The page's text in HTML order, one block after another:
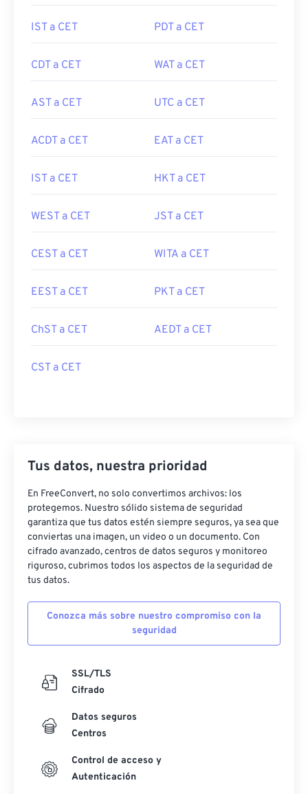
IST a CET PDT a CET
CDT a CET WAT a CET
AST a CET UTC a CET
ACDT a CET EAT a CET
IST a CET HKT a CET
WEST a CET JST a CET
CEST a CET WITA a CET
EEST a CET PKT a CET
ChST a CET AEDT a CET
CST a CET
Tus datos, nuestra prioridad
En FreeConvert, no solo convertimos archivos: los
protegemos. Nuestro sólido sistema de seguridad
garantiza que tus datos estén siempre seguros, ya sea que
conviertas una imagen, un video o un documento. Con
cifrado avanzado, centros de datos seguros y monitoreo
riguroso, cubrimos todos los aspectos de la seguridad de
tus datos.
Conozca más sobre nuestro compromiso con la
seguridad
SSL/TLS
Cifrado
Datos seguros
Centros
Control de acceso y
Autenticación